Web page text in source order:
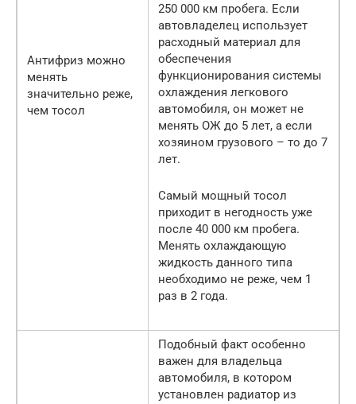
Антифриз можно
менять
значительно реже,
чем тосол
250 000 км пробега. Если
автовладелец использует
расходный материал для
обеспечения
функционирования системы
охлаждения легкового
автомобиля, он может не
менять ОЖ до 5 лет, а если
хозяином грузового – то до 7
лет.
Самый мощный тосол
приходит в негодность уже
после 40 000 км пробега.
Менять охлаждающую
жидкость данного типа
необходимо не реже, чем 1
раз в 2 года.
Подобный факт особенно
важен для владельца
автомобиля, в котором
установлен радиатор из